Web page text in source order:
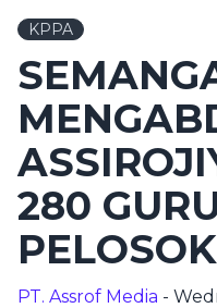
KPPA
280
PT. Assrof Media -